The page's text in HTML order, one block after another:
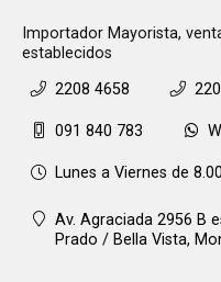
Importador Mayorista,
establecidos
2208 4658
091 840 783
Lunes a Viernes de
Av. Agraciada 2956 B
Prado / Bella Vista,